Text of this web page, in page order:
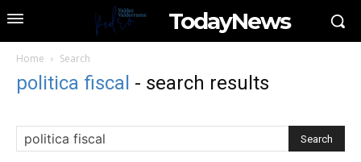
TodayNews
Home Search
politica fiscal - search results